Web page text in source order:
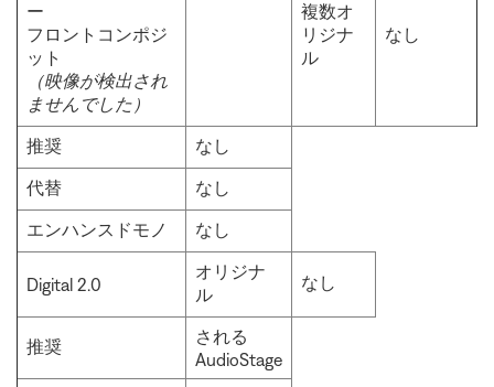
ー
フロントコンポジ
ット
（映像が検出され
ませんでした）
複数オ
リジナ
ル
なし
推奨 なし
代替 なし
エンハンスドモノ なし
Digital 2.0
オリジナ
ル
なし
推奨
される
AudioStage